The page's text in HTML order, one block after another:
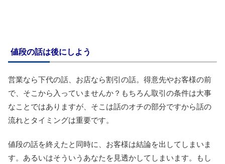
値段の話は後にしよう
営業なら下代の話、お店なら割引の話。得意先やお客様の前
で、そこから入っていませんか？もちろん取引の条件は大事
なことではありますが、そこは話のオチの部分ですから話の
流れとタイミングは重要です。
値段の話を終えたと同時に、お客様は結論を出してしまいま
す。あるいはそういうあなたを見透かしてしまいます。もし